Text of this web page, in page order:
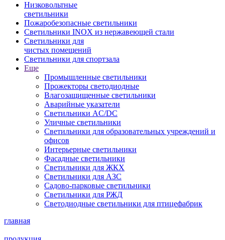
Низковольтные
светильники
Пожаробезопасные светильники
Светильники INOX из нержавеющей стали
Светильники для
чистых помещений
Светильники для спортзала
Еще
Промышленные светильники
Прожекторы светодиодные
Влагозащищенные светильники
Аварийные указатели
Светильники AC/DC
Уличные светильники
Светильники для образовательных учреждений и
офисов
Интерьерные светильники
Фасадные светильники
Светильники для ЖКХ
Светильники для АЗС
Садово-парковые светильники
Светильники для РЖД
Светодиодные светильники для птицефабрик
главная